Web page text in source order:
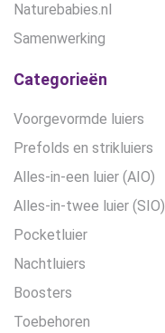
Naturebabies.nl
Samenwerking
Categorieën
Voorgevormde luiers
Prefolds en strikluiers
Alles-in-een luier (AIO)
Alles-in-twee luier (SIO)
Pocketluier
Nachtluiers
Boosters
Toebehoren